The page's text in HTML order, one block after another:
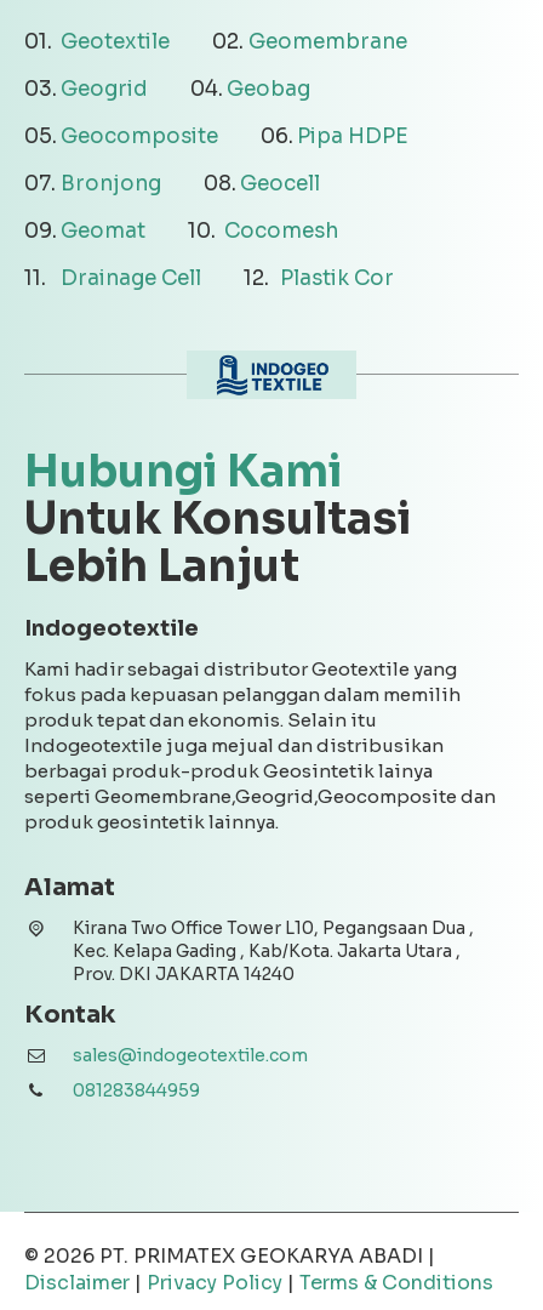
Geotextile
Geomembrane
Geogrid
Geobag
Geocomposite
Pipa HDPE
Bronjong
Geocell
Geomat
Cocomesh
Drainage Cell
Plastik Cor
Hubungi Kami
Untuk Konsultasi
Lebih Lanjut
Indogeotextile
Kami hadir sebagai distributor Geotextile yang
fokus pada kepuasan pelanggan dalam memilih
produk tepat dan ekonomis. Selain itu
Indogeotextile juga mejual dan distribusikan
berbagai produk-produk Geosintetik lainya
seperti Geomembrane,Geogrid,Geocomposite dan
produk geosintetik lainnya.
Alamat
Kirana Two Office Tower L10, Pegangsaan Dua ,
Kec. Kelapa Gading , Kab/Kota. Jakarta Utara ,
Prov. DKI JAKARTA 14240
Kontak
sales@indogeotextile.com
081283844959
© 2026 PT. PRIMATEX GEOKARYA ABADI |
Disclaimer | Privacy Policy | Terms & Conditions